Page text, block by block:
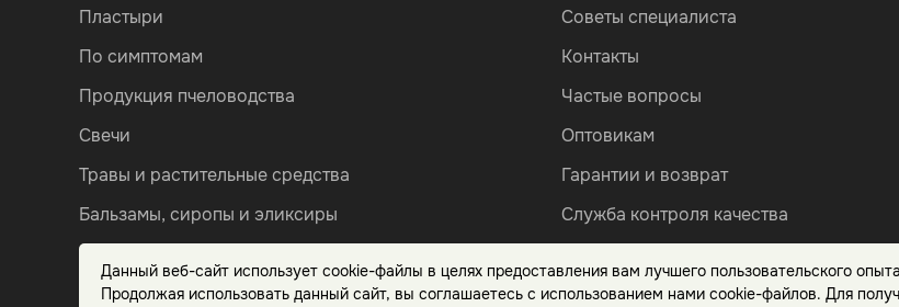
Данный веб-сайт использует cookie-файлы в целях предоставления вам лучшего пользовательского
Продолжая использовать данный сайт, вы соглашаетесь с использованием нами cookie-файлов. Для
Пластыри
По симптомам
Продукция пчеловодства
Свечи
Травы и растительные средства
Бальзамы, сиропы и эликсиры
Настойки, соки и экстракты
Китайская медицина
Советы специалиста
Контакты
Частые вопросы
Оптовикам
Гарантии и возврат
Служба контроля качества
Вакансии